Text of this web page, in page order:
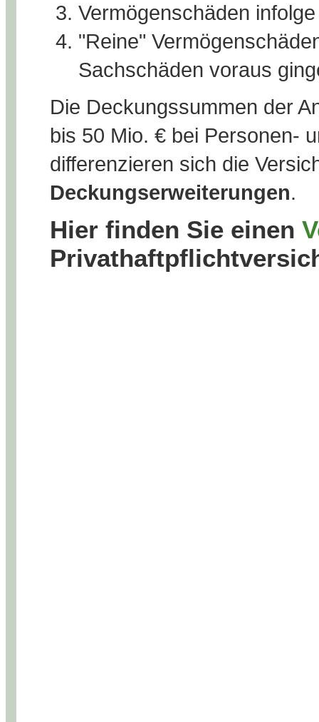
Vermögenschäden
"Reine"
Sachschäden voraus
Die Deckungssummen der
bis 50 Mio. € bei Personen-
differenzieren sich die
Deckungserweiterungen.
Hier finden Sie einen